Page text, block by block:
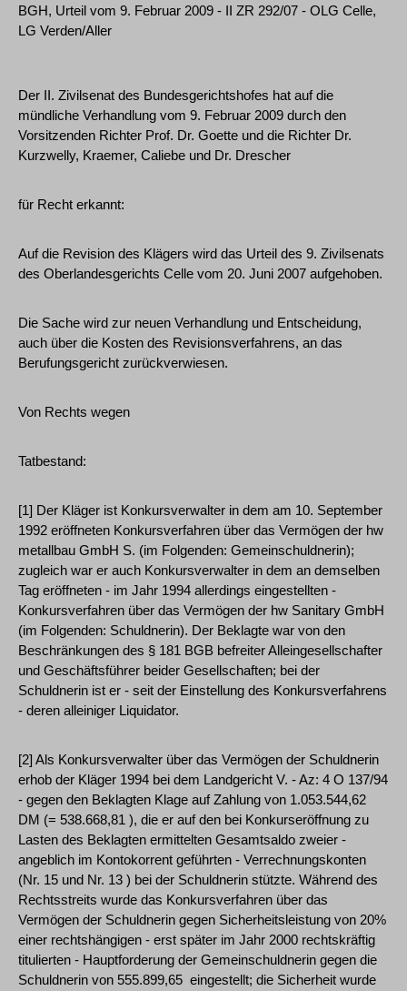
BGH, Urteil vom 9. Februar 2009 - II ZR 292/07 - OLG Celle,
LG Verden/Aller
Der II. Zivilsenat des Bundesgerichtshofes hat auf die
mündliche Verhandlung vom 9. Februar 2009 durch den
Vorsitzenden Richter Prof. Dr. Goette und die Richter Dr.
Kurzwelly, Kraemer, Caliebe und Dr. Drescher
für Recht erkannt:
Auf die Revision des Klägers wird das Urteil des 9. Zivilsenats
des Oberlandesgerichts Celle vom 20. Juni 2007 aufgehoben.
Die Sache wird zur neuen Verhandlung und Entscheidung,
auch über die Kosten des Revisionsverfahrens, an das
Berufungsgericht zurückverwiesen.
Von Rechts wegen
Tatbestand:
[1] Der Kläger ist Konkursverwalter in dem am 10. September
1992 eröffneten Konkursverfahren über das Vermögen der hw
metallbau GmbH S. (im Folgenden: Gemeinschuldnerin);
zugleich war er auch Konkursverwalter in dem an demselben
Tag eröffneten - im Jahr 1994 allerdings eingestellten -
Konkursverfahren über das Vermögen der hw Sanitary GmbH
(im Folgenden: Schuldnerin). Der Beklagte war von den
Beschränkungen des § 181 BGB befreiter Alleingesellschafter
und Geschäftsführer beider Gesellschaften; bei der
Schuldnerin ist er - seit der Einstellung des Konkursverfahrens
- deren alleiniger Liquidator.
[2] Als Konkursverwalter über das Vermögen der Schuldnerin
erhob der Kläger 1994 bei dem Landgericht V. - Az: 4 O 137/94
- gegen den Beklagten Klage auf Zahlung von 1.053.544,62
DM (= 538.668,81 ), die er auf den bei Konkurseröffnung zu
Lasten des Beklagten ermittelten Gesamtsaldo zweier -
angeblich im Kontokorrent geführten - Verrechnungskonten
(Nr. 15 und Nr. 13 ) bei der Schuldnerin stützte. Während des
Rechtsstreits wurde das Konkursverfahren über das
Vermögen der Schuldnerin gegen Sicherheitsleistung von 20%
einer rechtshängigen - erst später im Jahr 2000 rechtskräftig
titulierten - Hauptforderung der Gemeinschuldnerin gegen die
Schuldnerin von 555.899,65  eingestellt; die Sicherheit wurde